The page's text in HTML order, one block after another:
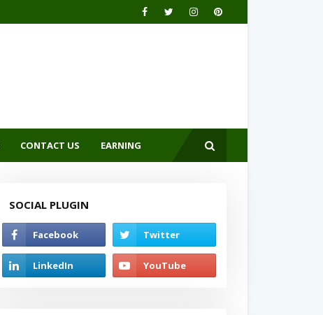
CONTACT US EARNING
SOCIAL PLUGIN